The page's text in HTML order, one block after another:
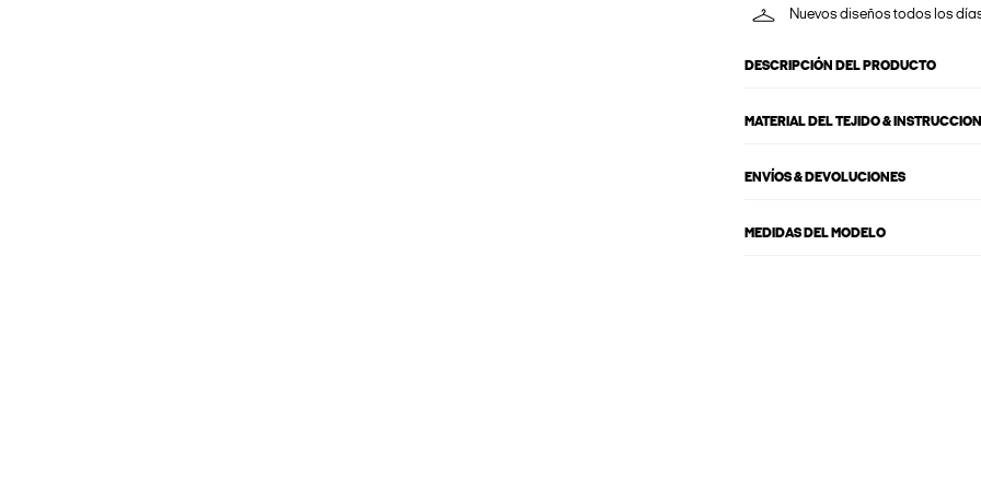
Nuevos diseños todos los
DESCRIPCIÓN DEL PRODUCTO
MATERIAL DEL TEJIDO &
ENVÍOS & DEVOLUCIONES
MEDIDAS DEL MODELO